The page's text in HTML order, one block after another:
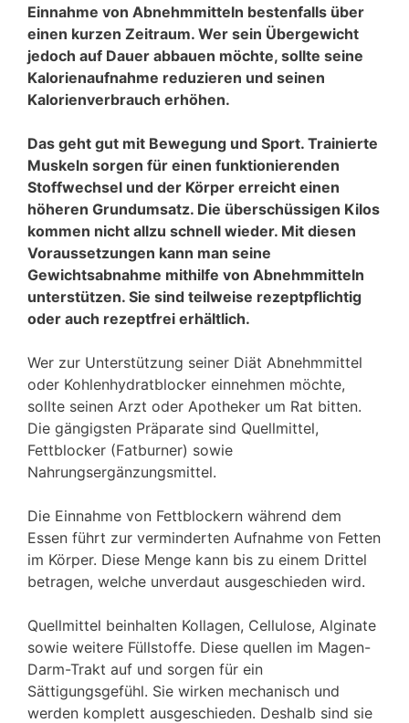
Einnahme von Abnehmmitteln bestenfalls über
einen kurzen Zeitraum. Wer sein Übergewicht
jedoch auf Dauer abbauen möchte, sollte seine
Kalorienaufnahme reduzieren und seinen
Kalorienverbrauch erhöhen.
Das geht gut mit Bewegung und Sport. Trainierte
Muskeln sorgen für einen funktionierenden
Stoffwechsel und der Körper erreicht einen
höheren Grundumsatz. Die überschüssigen Kilos
kommen nicht allzu schnell wieder. Mit diesen
Voraussetzungen kann man seine
Gewichtsabnahme mithilfe von Abnehmmitteln
unterstützen. Sie sind teilweise rezeptpflichtig
oder auch rezeptfrei erhältlich.
Wer zur Unterstützung seiner Diät Abnehmmittel
oder Kohlenhydratblocker einnehmen möchte,
sollte seinen Arzt oder Apotheker um Rat bitten.
Die gängigsten Präparate sind Quellmittel,
Fettblocker (Fatburner) sowie
Nahrungsergänzungsmittel.
Die Einnahme von Fettblockern während dem
Essen führt zur verminderten Aufnahme von Fetten
im Körper. Diese Menge kann bis zu einem Drittel
betragen, welche unverdaut ausgeschieden wird.
Quellmittel beinhalten Kollagen, Cellulose, Alginate
sowie weitere Füllstoffe. Diese quellen im Magen-
Darm-Trakt auf und sorgen für ein
Sättigungsgefühl. Sie wirken mechanisch und
werden komplett ausgeschieden. Deshalb sind sie